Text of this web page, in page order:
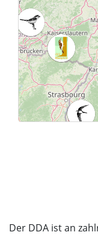
Der DDA ist an